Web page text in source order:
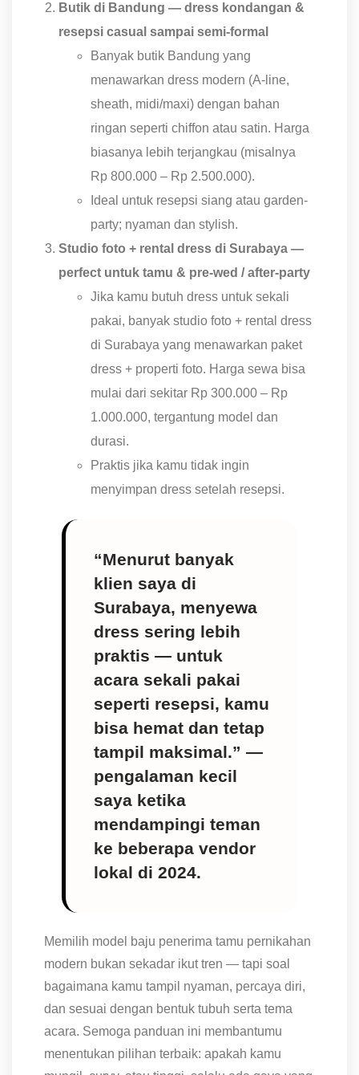
Butik di Bandung — dress kondangan &
resepsi casual sampai semi-formal
Banyak butik Bandung yang
menawarkan dress modern (A-line,
sheath, midi/maxi) dengan bahan
ringan seperti chiffon atau satin. Harga
biasanya lebih terjangkau (misalnya
Rp 800.000 – Rp 2.500.000).
Ideal untuk resepsi siang atau garden-
party; nyaman dan stylish.
Studio foto + rental dress di Surabaya —
perfect untuk tamu & pre-wed / after-party
Jika kamu butuh dress untuk sekali
pakai, banyak studio foto + rental dress
di Surabaya yang menawarkan paket
dress + properti foto. Harga sewa bisa
mulai dari sekitar Rp 300.000 – Rp
1.000.000, tergantung model dan
durasi.
Praktis jika kamu tidak ingin
menyimpan dress setelah resepsi.
“Menurut banyak
klien saya di
Surabaya, menyewa
dress sering lebih
praktis — untuk
acara sekali pakai
seperti resepsi, kamu
bisa hemat dan tetap
tampil maksimal.” —
pengalaman kecil
saya ketika
mendampingi teman
ke beberapa vendor
lokal di 2024.
Memilih model baju penerima tamu pernikahan
modern bukan sekadar ikut tren — tapi soal
bagaimana kamu tampil nyaman, percaya diri,
dan sesuai dengan bentuk tubuh serta tema
acara. Semoga panduan ini membantumu
menentukan pilihan terbaik: apakah kamu